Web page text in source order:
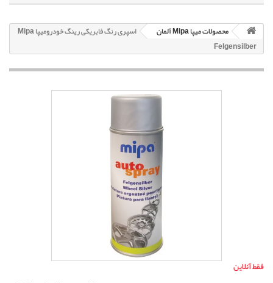
محصولات میپا Mipa آلمان
اسپری رنگ فابریکی رینگ خودرومیپا Mipa
Felgensilber
فقط آنلاین